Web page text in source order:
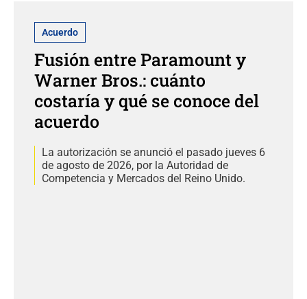
Acuerdo
Fusión entre Paramount y
Warner Bros.: cuánto
costaría y qué se conoce del
acuerdo
La autorización se anunció el pasado jueves 6
de agosto de 2026, por la Autoridad de
Competencia y Mercados del Reino Unido.